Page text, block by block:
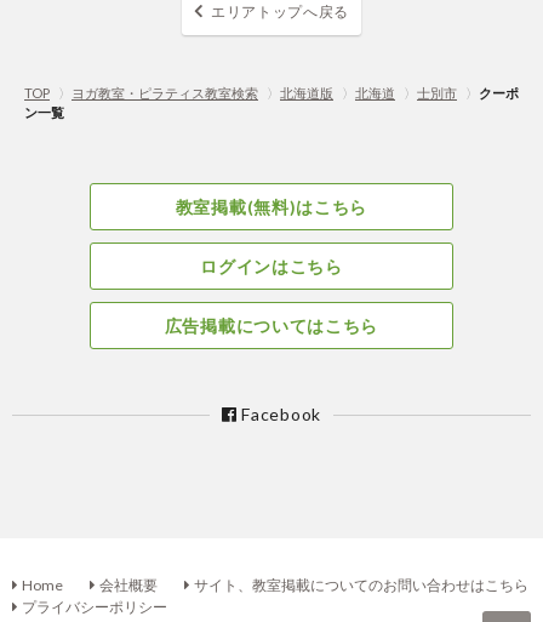
エリアトップへ戻る
TOP 〉 ヨガ教室・ピラティス教室検索 〉 北海道版 〉 北海道 〉 士別市 〉 クーポ
ン一覧
教室掲載(無料)はこちら
ログインはこちら
広告掲載についてはこちら
Facebook
Home 会社概要
サイト、教室掲載についてのお問い合わせはこちら
プライバシーポリシー